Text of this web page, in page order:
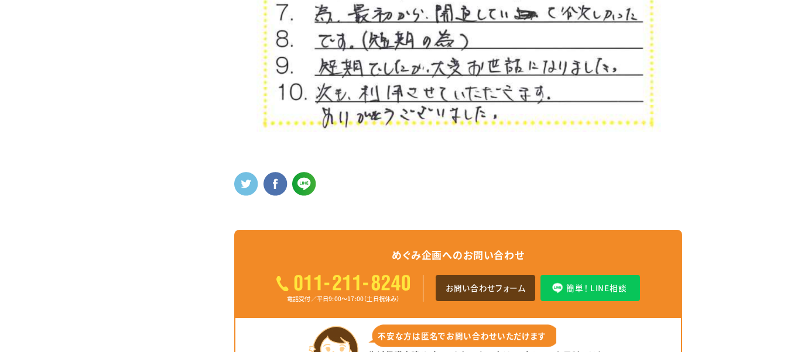
めぐみ企画へのお問い合わせ
電話受付／平日9:00～17:00（土日祝休み）
お問い合わせフォーム 簡単！ LINE相談
不安な⽅は匿名でお問い合わせいただけます